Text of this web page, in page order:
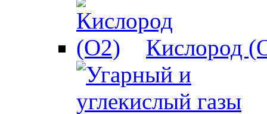
Кислород